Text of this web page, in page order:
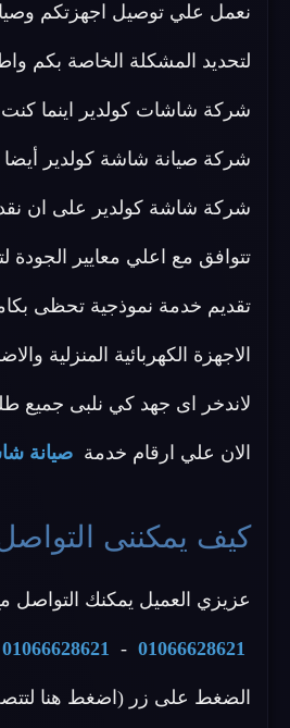
نعمل علي توصيل اجهزتكم
لتحديد المشكلة الخاصة بكم
شركة شاشات كولدير اينما
شركة صيانة شاشة كولدير أيضا
شركة شاشة كولدير على ان
تتوافق مع اعلي معايير
تقديم خدمة نموذجية تحظى
الاجهزة الكهربائية المنزلية
لاندخر اى جهد كي نلبى جميع
الان علي ارقام خدمة صيانة
كيف يمكننى
عزيزي العميل يمكنك التواصل
01066628621
-
01066628621
الضغط على زر (اضغط هنا